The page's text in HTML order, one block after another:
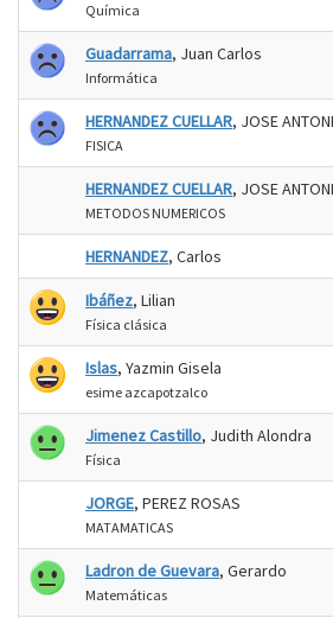
Química
Guadarrama, Juan Carlos
Informática
HERNANDEZ CUELLAR, JOSE
FISICA
HERNANDEZ CUELLAR, JOSE
METODOS NUMERICOS
HERNANDEZ, Carlos
Ibáñez, Lilian
Física clásica
Islas, Yazmin Gisela
esime azcapotzalco
Jimenez Castillo, Judith Alondra
Física
JORGE, PEREZ ROSAS
MATAMATICAS
Ladron de Guevara, Gerardo
Matemáticas